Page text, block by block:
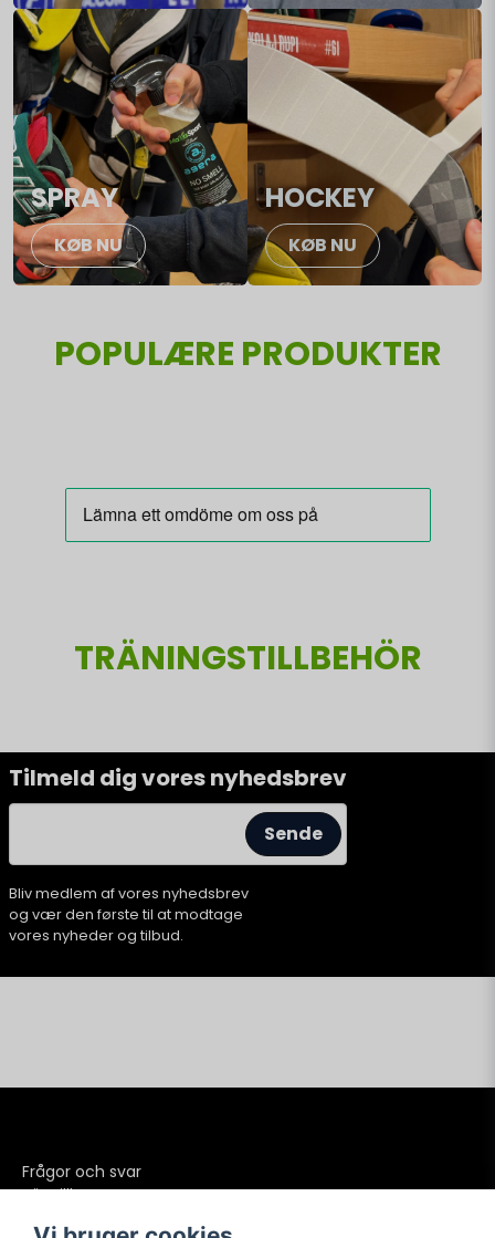
SPRAY
KØB NU
HOCKEY
KØB NU
POPULÆRE PRODUKTER
TRÄNINGSTILLBEHÖR
Tilmeld dig vores nyhedsbrev
email
Sende
Bliv medlem af vores nyhedsbrev
og vær den første til at modtage
vores nyheder og tilbud.
Frågor och svar
Köpvillkor